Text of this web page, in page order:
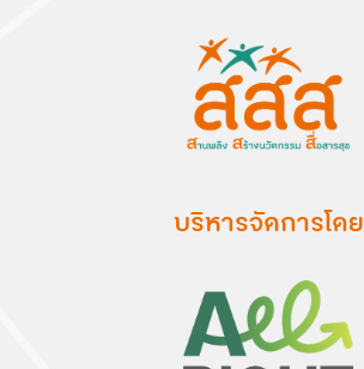
บริหารจัดการโดย